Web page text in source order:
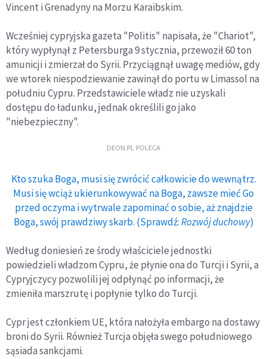
Vincent i Grenadyny na Morzu Karaibskim.
Wcześniej cypryjska gazeta "Politis" napisała, że "Chariot",
który wypłynął z Petersburga 9 stycznia, przewoził 60 ton
amunicji i zmierzał do Syrii. Przyciągnął uwagę mediów, gdy
we wtorek niespodziewanie zawinął do portu w Limassol na
południu Cypru. Przedstawiciele władz nie uzyskali
dostępu do ładunku, jednak określili go jako
"niebezpieczny".
DEON.PL POLECA
Kto szuka Boga, musi się zwrócić całkowicie do wewnątrz.
Musi się wciąż ukierunkowywać na Boga, zawsze mieć Go
przed oczyma i wytrwale zapominać o sobie, aż znajdzie
Boga, swój prawdziwy skarb. (Sprawdź:Rozwój duchowy)
Według doniesień ze środy właściciele jednostki
powiedzieli władzom Cypru, że płynie ona do Turcji i Syrii, a
Cypryjczycy pozwolili jej odpłynąć po informacji, że
zmieniła marszrutę i popłynie tylko do Turcji.
Cypr jest członkiem UE, która nałożyła embargo na dostawy
broni do Syrii. Również Turcja objęła swego południowego
sąsiada sankcjami.